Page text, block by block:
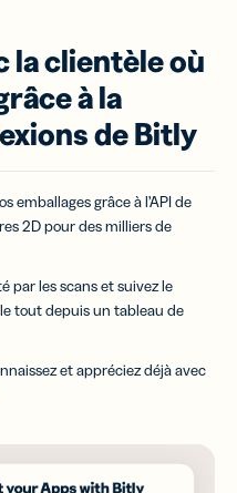
la clientèle où
à la
de Bitly
emballages grâce à l’API de
2D pour des milliers de
par les scans et suivez le
tout depuis un tableau de
et appréciez déjà avec